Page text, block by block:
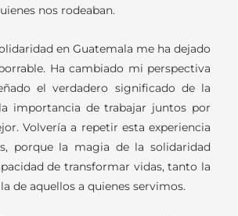
nos rodeaban.
en Guatemala me ha dejado
Ha cambiado mi perspectiva
el verdadero significado de la
importancia de trabajar juntos por
Volvería a repetir esta experiencia
porque la magia de la solidaridad
de transformar vidas, tanto la
de aquellos a quienes servimos.